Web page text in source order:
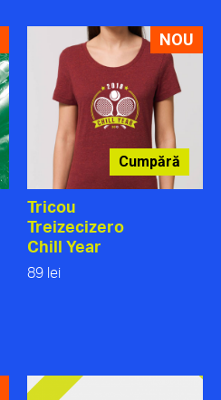
NOU
Cumpără
Tricou
Treizecizero
Chill Year
89 lei